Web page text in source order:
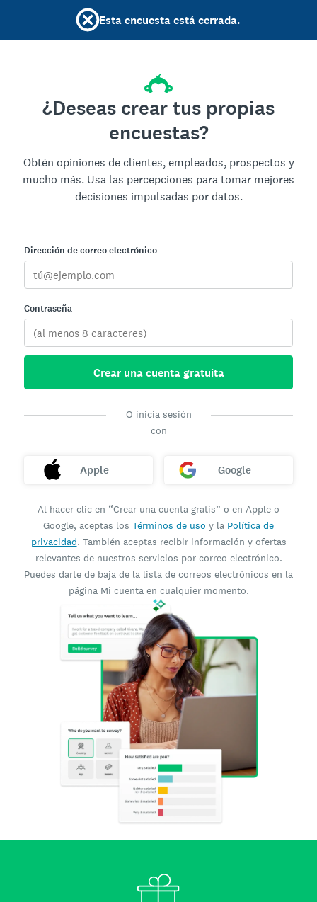
Esta encuesta está cerrada.
¿Deseas crear tus propias
encuestas?
Obtén opiniones de clientes, empleados, prospectos y
mucho más. Usa las percepciones para tomar mejores
decisiones impulsadas por datos.
Dirección de correo electrónico
Contraseña
Crear una cuenta gratuita
O inicia sesión
con
Apple Google
Al hacer clic en “Crear una cuenta gratis” o en Apple o
Google, aceptas los Términos de uso y la Política de
privacidad. También aceptas recibir información y ofertas
relevantes de nuestros servicios por correo electrónico.
Puedes darte de baja de la lista de correos electrónicos en la
página Mi cuenta en cualquier momento.